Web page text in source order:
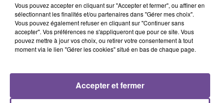
Une structure d’accompagnement éducatif basée à Guéret
recherche un intervenant social (H/F) en CDD. Vous
participez au suivi socio-éducatif de jeunes et d’adultes, à
l’élaboration de projets personnalisés et au travail en lien
capacités rédactionnelles sont attendus. Un diplôme de
niveau Bac+2 dans le secteur social est apprécié.
Réf France Travail : 202VDZF
Vous pouvez accepter en cliquant sur "Accepter et fermer", ou affiner en
sélectionnant les finalités et/ou partenaires dans "Gérer mes choix".
Vous pouvez également refuser en cliquant sur "Continuer sans
accepter". Vos préférences ne s'appliqueront que pour ce site. Vous
pouvez mettre à jour vos choix, ou retirer votre consentement à tout
moment via le lien "Gérer les cookies" situé en bas de chaque page.
Accepter et fermer